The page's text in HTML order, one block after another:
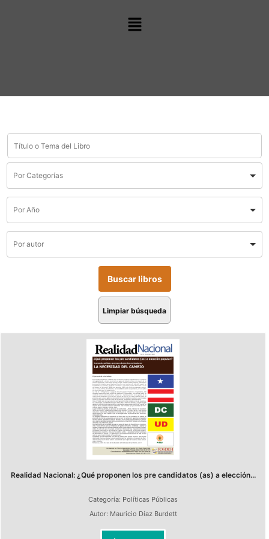
Limpiar búsqueda
Realidad Nacional: ¿Qué proponen los pre candidatos (as) a elección...
Categoría: Políticas Públicas
Autor: Mauricio Díaz Burdett